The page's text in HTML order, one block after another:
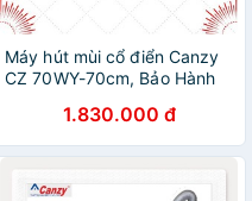
Máy hút mùi cổ điển Canzy
CZ 70WY-70cm, Bảo Hành
1.830.000 đ